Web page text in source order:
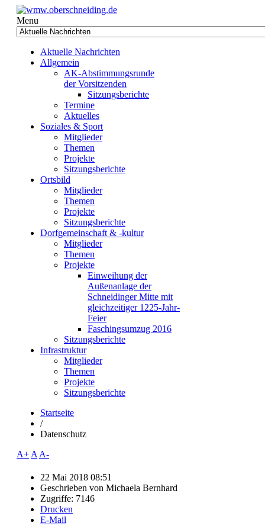
Menu
Aktuelle Nachrichten
Allgemein
AK-Abstimmungsrunde
der Vorsitzenden
Sitzungsberichte
Termine
Aktuelles
Soziales & Sport
Mitglieder
Themen
Projekte
Sitzungsberichte
Ortsbild
Mitglieder
Themen
Projekte
Sitzungsberichte
Dorfgemeinschaft & -kultur
Mitglieder
Themen
Projekte
Einweihung der
Außenanlage der
Schneidinger Mitte mit
gleichzeitiger 1225-Jahr-
Feier
Faschingsumzug 2016
Sitzungsberichte
Infrastruktur
Mitglieder
Themen
Projekte
Sitzungsberichte
Startseite
/
Datenschutz
A+ A A-
22 Mai 2018 08:51
Geschrieben von Michaela Bernhard
Zugriffe: 7146
Drucken
E-Mail